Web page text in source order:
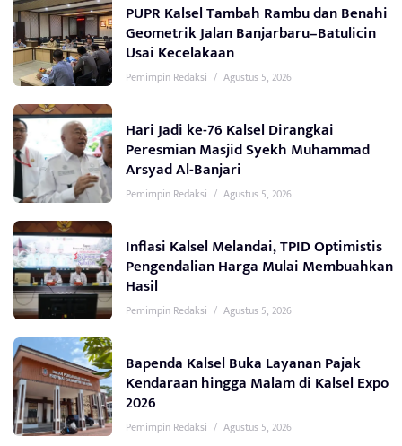
PUPR Kalsel Tambah Rambu dan Benahi
Geometrik Jalan Banjarbaru–Batulicin
Usai Kecelakaan
Pemimpin Redaksi / Agustus 5, 2026
Hari Jadi ke-76 Kalsel Dirangkai
Peresmian Masjid Syekh Muhammad
Arsyad Al-Banjari
Pemimpin Redaksi / Agustus 5, 2026
Inflasi Kalsel Melandai, TPID Optimistis
Pengendalian Harga Mulai Membuahkan
Hasil
Pemimpin Redaksi / Agustus 5, 2026
Bapenda Kalsel Buka Layanan Pajak
Kendaraan hingga Malam di Kalsel Expo
2026
Pemimpin Redaksi / Agustus 5, 2026